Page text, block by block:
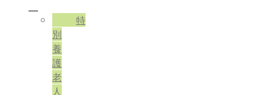
特
別
養
護
老
人